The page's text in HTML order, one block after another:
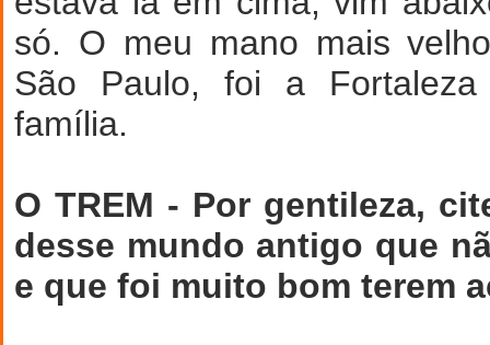
só. O meu mano mais
São Paulo, foi a
família.
O TREM - Por gentileza,
desse mundo antigo que
e que foi muito bom terem